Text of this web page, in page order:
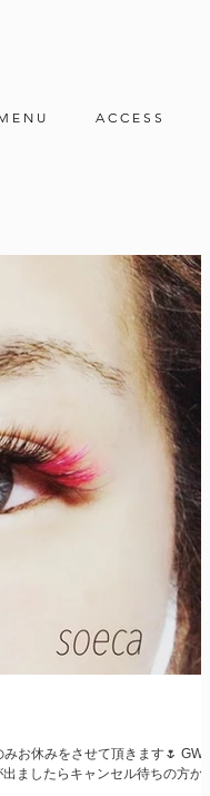
E N U A C C E S S
ましたらキャンセル待ちの方から